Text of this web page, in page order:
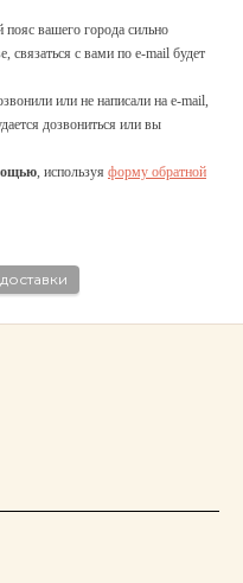
пояс вашего города сильно
связаться с вами по e-mail будет
или не написали на e-mail,
дозвониться или вы
, используя форму обратной